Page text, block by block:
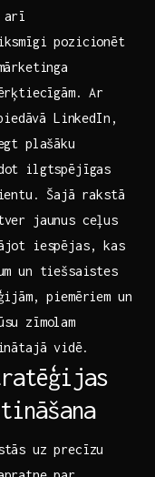
arī
pozicionēt
Ar
‍LinkedIn,
plašāku‍
ilgtspējīgas
⁢Šajā rakstā‌
jaunus ​ceļus
​iespējas, kas⁣
un tiešsaistes
piemēriem un
zīmolam
vidē.
uz precīzu